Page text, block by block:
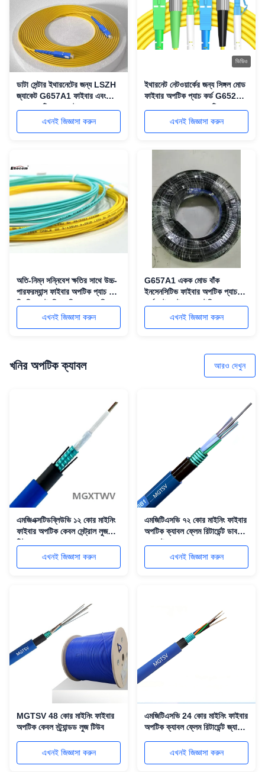
ডাটা সেন্টার ইথারনেটের জন্য LSZH
জ্যাকেট G657A1 ফাইবার এবং
OM3 মাল্টিমোড সহ উচ্চ-পারফরম্যান্স
ফাইবার অপটিক প্যাচ কর্ড
এখনই জিজ্ঞাসা করুন
ভিডিও
ইথারনেট নেটওয়ার্কের জন্য সিঙ্গল মোড
ফাইবার অপটিক প্যাচ কর্ড G652D
G657A1 LSZH অপটিক্যাল
এখনই জিজ্ঞাসা করুন
অতি-নিম্ন সন্নিবেশ ক্ষতির সাথে উচ্চ-
পারফরম্যান্স ফাইবার অপটিক প্যাচ কর্ড
প্রিমিয়াম টেনসিল শক্তি এবং অগ্নি-
প্রতিরোধী এলএসজেডএইচ জ্যাকেট
এখনই জিজ্ঞাসা করুন
G657A1 একক মোড বাঁক
ইনসেনসিটিভ ফাইবার অপটিক প্যাচ
কর্ড ডেটা সেন্টার এবং টেলিযোগাযোগের
জন্য LSZH পিভিসি জ্যাকেট সহ
এখনই জিজ্ঞাসা করুন
খনির অপটিক ক্যাবল আরও দেখুন
এমজিএক্সটিডব্লিউভি ১২ কোর মাইনিং
ফাইবার অপটিক কেবল সেন্ট্রাল লুজ
টিউব সহ
এখনই জিজ্ঞাসা করুন
এমজিটিএসভি ৭২ কোর মাইনিং ফাইবার
অপটিক ক্যাবল ফ্লেম রিটার্ডেন্ট ডাবল
জ্যাকেট
এখনই জিজ্ঞাসা করুন
MGTSV 48 কোর মাইনিং ফাইবার
অপটিক কেবল স্ট্র্যান্ডড লুজ টিউব
এখনই জিজ্ঞাসা করুন
এমজিটিএসভি 24 কোর মাইনিং ফাইবার
অপটিক ক্যাবল ফ্লেম রিটার্ডেন্ট জ্যাকেট
এখনই জিজ্ঞাসা করুন